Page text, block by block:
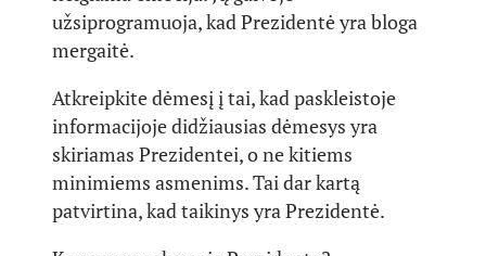
užsiprogramuoja, kad Prezidentė yra bloga
mergaitė.
Atkreipkite dėmesį į tai, kad paskleistoje
informacijoje didžiausias dėmesys yra
skiriamas Prezidentei, o ne kitiems
minimiems asmenims. Tai dar kartą
patvirtina, kad taikinys yra Prezidentė.